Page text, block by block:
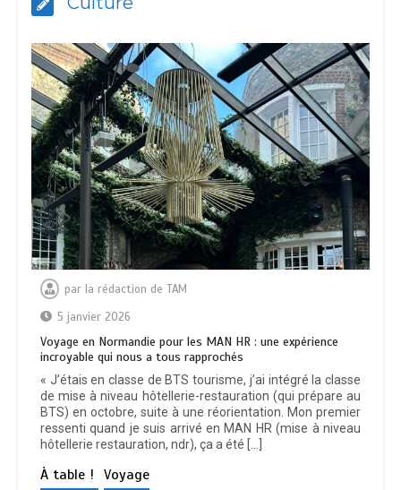
par la rédaction de TAM
5 janvier 2026
Voyage en Normandie pour les MAN HR : une expérience
incroyable qui nous a tous rapprochés
« J’étais en classe de BTS tourisme, j’ai intégré la classe
de mise à niveau hôtellerie-restauration (qui prépare au
BTS) en octobre, suite à une réorientation. Mon premier
ressenti quand je suis arrivé en MAN HR (mise à niveau
hôtellerie restauration, ndr), ça a été […]
À table ! Voyage